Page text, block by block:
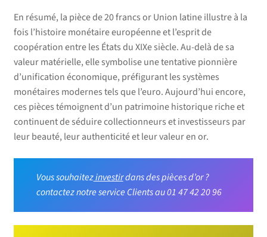
En résumé, la pièce de 20 francs or Union latine illustre à la
fois l’histoire monétaire européenne et l’esprit de
coopération entre les États du XIXe siècle. Au-delà de sa
valeur matérielle, elle symbolise une tentative pionnière
d’unification économique, préfigurant les systèmes
monétaires modernes tels que l’euro. Aujourd’hui encore,
ces pièces témoignent d’un patrimoine historique riche et
continuent de séduire collectionneurs et investisseurs par
leur beauté, leur authenticité et leur valeur en or.
Vous souhaitezinvestirdans des pièces d’or ?
contactez notre service Clients au 01 47 42 20 96